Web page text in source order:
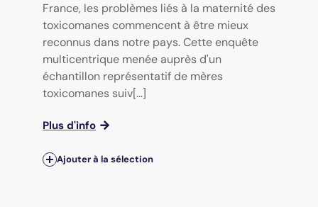
France, les problèmes liés à la maternité des
toxicomanes commencent à être mieux
reconnus dans notre pays. Cette enquête
multicentrique menée auprès d'un
échantillon représentatif de mères
toxicomanes suiv[...]
Plus d'info
Ajouter à la sélection